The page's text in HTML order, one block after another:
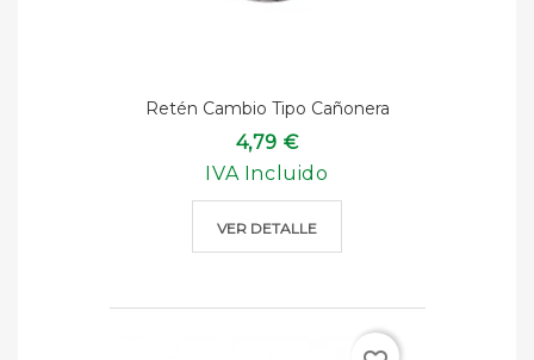
Retén Cambio Tipo Cañonera
4,79 €
IVA Incluido
VER DETALLE